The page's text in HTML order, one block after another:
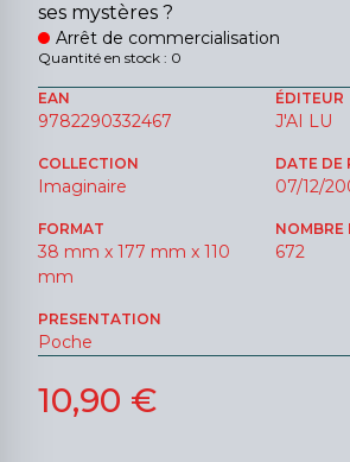
ses mystères ?
Arrêt de commercialisation
Quantité en stock : 0
EAN
9782290332467
ÉDITEUR
J'AI LU
COLLECTION
Imaginaire
DATE DE
07/12/
FORMAT
38 mm x 177 mm x 110
mm
NOMBRE
672
PRESENTATION
Poche
10,90 €